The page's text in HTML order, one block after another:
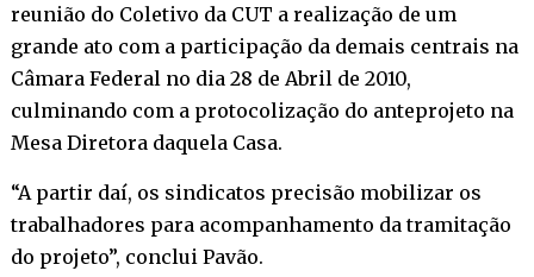
reunião do Coletivo da CUT a realização de um
grande ato com a participação da demais centrais na
Câmara Federal no dia 28 de Abril de 2010,
culminando com a protocolização do anteprojeto na
Mesa Diretora daquela Casa.
“A partir daí, os sindicatos precisão mobilizar os
trabalhadores para acompanhamento da tramitação
do projeto”, conclui Pavão.